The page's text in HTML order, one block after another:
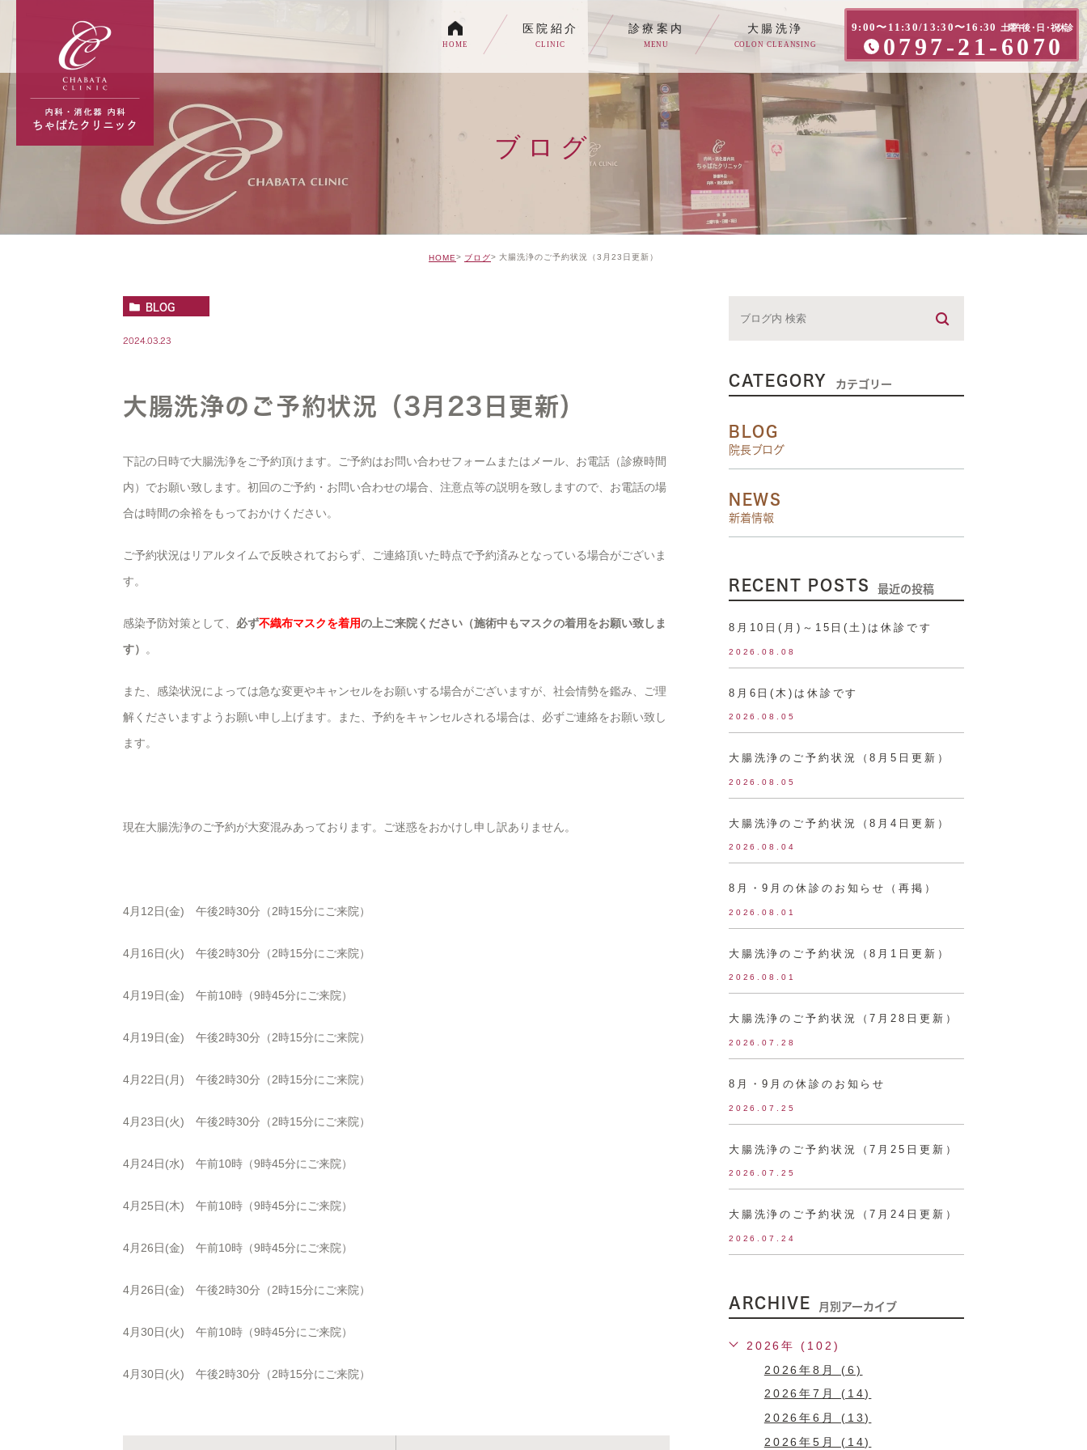
9:00〜11:30/13:30〜16:30 土曜午後・日・祝休診
0797-21-6070
HOME
医院紹介
CLINIC
診療案内
MENU
各種内視鏡検査について
生活習慣病
消化器内科・内科
トイレの症状でお悩みの方へ
大腸洗浄
COLON CLEANSING
ブログ
HOME ブログ 大腸洗浄のご予約状況（3月23日更新）
BLOG
2024.03.23
大腸洗浄のご予約状況（3月23日更新）
下記の日時で大腸洗浄をご予約頂けます。ご予約はお問い合わせフォームまたはメール、お電話（診療時間
内）でお願い致します。初回のご予約・お問い合わせの場合、注意点等の説明を致しますので、お電話の場
合は時間の余裕をもっておかけください。
ご予約状況はリアルタイムで反映されておらず、ご連絡頂いた時点で予約済みとなっている場合がございま
す。
感染予防対策として、 必ず不織布マスクを着用の上ご来院ください（施術中もマスクの着用をお願い致しま
す）
。
また、感染状況によっては急な変更やキャンセルをお願いする場合がございますが、社会情勢を鑑み、ご理
解くださいますようお願い申し上げます。また、予約をキャンセルされる場合は、必ずご連絡をお願い致し
ます。
現在大腸洗浄のご予約が大変混みあっております。ご迷惑をおかけし申し訳ありません。
4月12日(金) 午後2時30分（2時15分にご来院）
4月16日(火) 午後2時30分（2時15分にご来院）
4月19日(金) 午前10時（9時45分にご来院）
4月19日(金) 午後2時30分（2時15分にご来院）
4月22日(月) 午後2時30分（2時15分にご来院）
4月23日(火) 午後2時30分（2時15分にご来院）
4月24日(水) 午前10時（9時45分にご来院）
4月25日(木) 午前10時（9時45分にご来院）
4月26日(金) 午前10時（9時45分にご来院）
4月26日(金) 午後2時30分（2時15分にご来院）
4月30日(火) 午前10時（9時45分にご来院）
4月30日(火) 午後2時30分（2時15分にご来院）
CATEGORY カテゴリー
BLOG
院長ブログ
NEWS
新着情報
RECENT POSTS 最近の投稿
8月10日(月)～15日(土)は休診です
2026.08.08
8月6日(木)は休診です
2026.08.05
大腸洗浄のご予約状況（8月5日更新）
2026.08.05
大腸洗浄のご予約状況（8月4日更新）
2026.08.04
8月・9月の休診のお知らせ（再掲）
2026.08.01
大腸洗浄のご予約状況（8月1日更新）
2026.08.01
大腸洗浄のご予約状況（7月28日更新）
2026.07.28
8月・9月の休診のお知らせ
2026.07.25
大腸洗浄のご予約状況（7月25日更新）
2026.07.25
大腸洗浄のご予約状況（7月24日更新）
2026.07.24
ARCHIVE 月別アーカイブ
2026年 (102)
2026年8月 (6)
2026年7月 (14)
2026年6月 (13)
2026年5月 (14)